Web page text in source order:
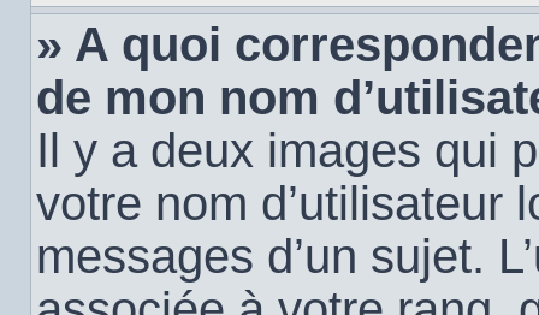
» A quoi
de mon nom
Il y a deux images qui
votre nom d’utilisateur
messages d’un sujet.